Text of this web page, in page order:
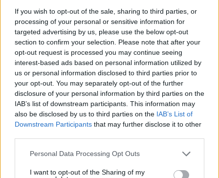
If you wish to opt-out of the sale, sharing to third parties, or
processing of your personal or sensitive information for
targeted advertising by us, please use the below opt-out
section to confirm your selection. Please note that after your
opt-out request is processed you may continue seeing
interest-based ads based on personal information utilized by
us or personal information disclosed to third parties prior to
your opt-out. You may separately opt-out of the further
disclosure of your personal information by third parties on the
IAB’s list of downstream participants. This information may
also be disclosed by us to third parties on the IAB’s List of
Downstream Participants that may further disclose it to other
Please note that this website/app uses one or more Google
not limited to your visit or usage behaviour. You may click to
Personal Data Processing Opt Outs
I want to opt-out of the Sharing of my
Ανεύρυσμα: Απλό τεστ του αντίχειρα προμηνύει
τον αυξημένο κίνδυνο – Γίνεται σε 1 λεπτό
09.08.2026, 09:31